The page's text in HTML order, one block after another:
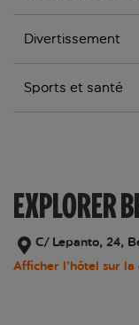
Divertissement
Sports et santé
EXPLORER
C/ Lepanto, 24,
Afficher l’hôtel sur la